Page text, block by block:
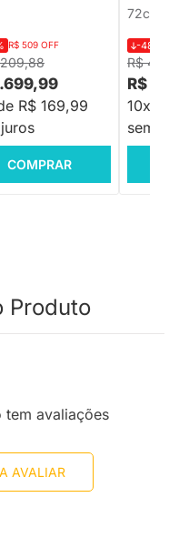
R$ 509 OFF
R$ 169,99
COMPRAR
R$
-48%
R$
10x de
sem
Produto
tem avaliações
AVALIAR